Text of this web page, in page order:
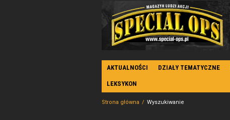
AKTUALNOŚCI DZIAŁY TEMATYCZNE
LEKSYKON
Strona główna Wyszukiwanie